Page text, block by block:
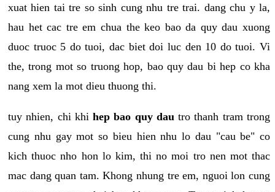
xuat hien tai tre so sinh cung nhu tre trai. dang chu y la,
hau het cac tre em chua the keo bao da quy dau xuong
duoc truoc 5 do tuoi, dac biet doi luc den 10 do tuoi. Vi
the, trong mot so truong hop, bao quy dau bi hep co kha
nang xem la mot dieu thuong thi.
tuy nhien, chi khihep bao quy dau tro thanh tram trong
cung nhu gay mot so bieu hien nhu lo dau "cau be" co
kich thuoc nho hon lo kim, thi no moi tro nen mot thac
mac dang quan tam. Khong nhung tre em, nguoi lon cung